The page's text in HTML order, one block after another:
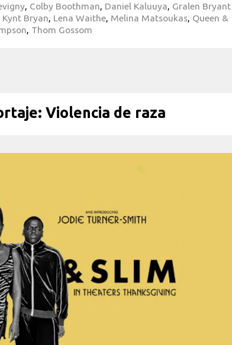
, Colby Boothman, Daniel Kaluuya, Gralen Bryant
Kynt Bryan, Lena Waithe, Melina Matsoukas, Queen &
, Thom Gossom
Violencia de raza